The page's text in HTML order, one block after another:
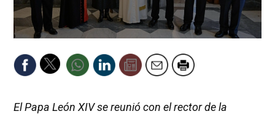
El Papa León XIV se reunió con el rector de la